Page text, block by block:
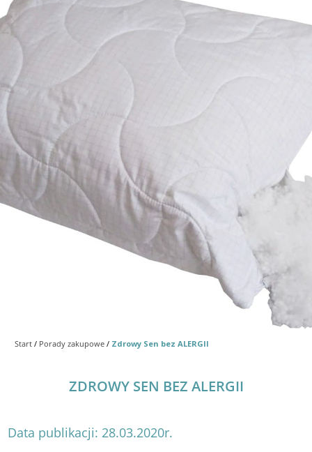
Start / Porady zakupowe / Zdrowy Sen bez ALERGII
ZDROWY SEN BEZ ALERGII
Data publikacji: 28.03.2020r.